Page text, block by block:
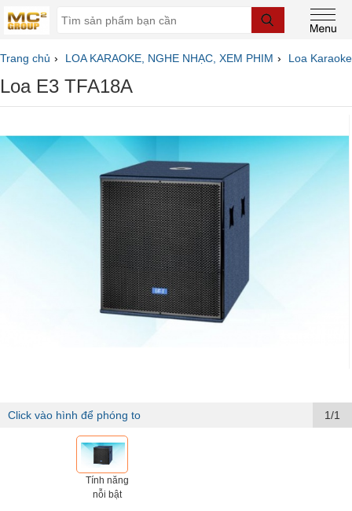
Trang chủ LOA KARAOKE, NGHE NHẠC, XEM PHIM Loa Karaoke
Loa E3 TFA18A
Click vào hình để phóng to 1/1
Tính năng
nỗi bật